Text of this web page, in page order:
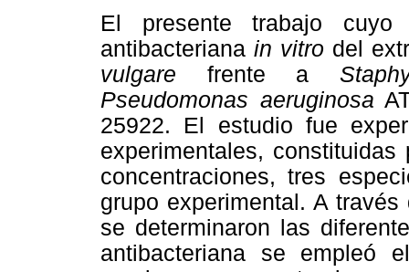
El presente trabajo
antibacteriana in vitro del
vulgare frente a
Pseudomonas aeruginosa
25922. El estudio fue
experimentales,
concentraciones, tres
grupo experimental. A
se determinaron las
antibacteriana se empleó